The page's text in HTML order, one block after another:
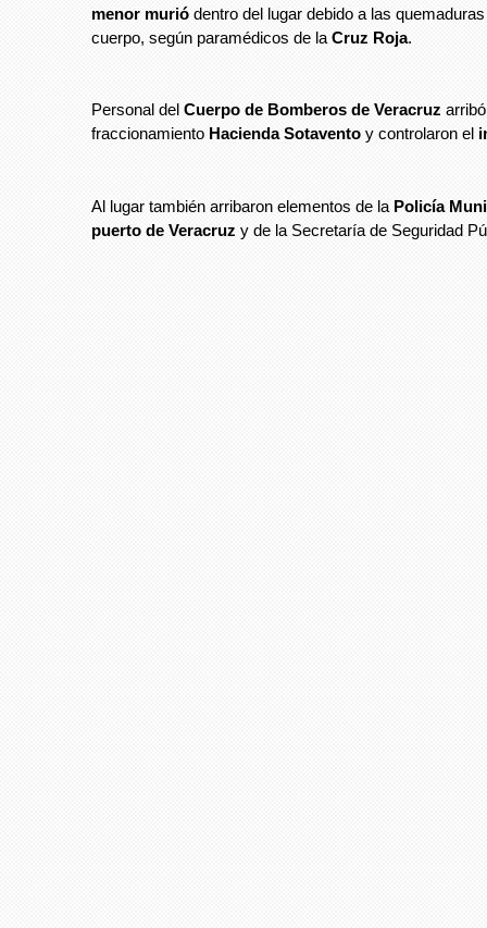
menor murió dentro del lugar debido a las
cuerpo, según paramédicos de la Cruz Roja.
Personal del Cuerpo de Bomberos de Veracruz
fraccionamiento Hacienda Sotavento y controlaron el
Al lugar también arribaron elementos de la Policía
puerto de Veracruz y de la Secretaría de Seguridad